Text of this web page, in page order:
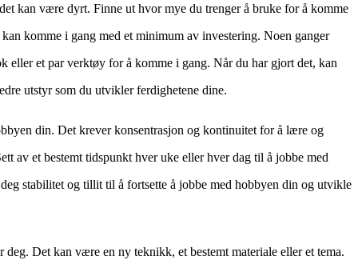
kan være dyrt. Finne ut hvor mye du trenger å bruke for å komme
komme i gang med et minimum av investering. Noen ganger
eller et par verktøy for å komme i gang. Når du har gjort det, kan
utstyr som du utvikler ferdighetene dine.
din. Det krever konsentrasjon og kontinuitet for å lære og
av et bestemt tidspunkt hver uke eller hver dag til å jobbe med
stabilitet og tillit til å fortsette å jobbe med hobbyen din og utvikle
deg. Det kan være en ny teknikk, et bestemt materiale eller et tema.